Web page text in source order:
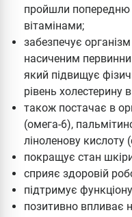
пройшли попередню
вітамінами;
забезпечує
насиченим
який підвищує
рівень холестерину
також постачає в
(омега-6),
ліноленову кислоту
покращує стан
сприяє здоровій
підтримує
позитивно впливає